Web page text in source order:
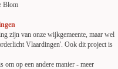
Blom
zijn van onze wijkgemeente, maar wel
Vlaardingen'. Ook dit project is
op een andere manier - meer